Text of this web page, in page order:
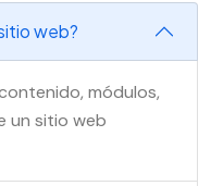
web?
módulos,
un sitio web